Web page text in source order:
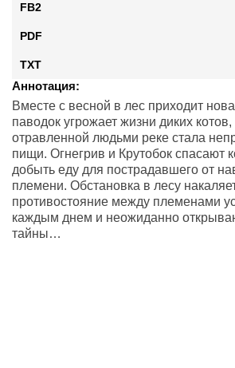
FB2
PDF
TXT
Аннотация:
Вместе с весной в лес приходит
паводок угрожает жизни диких
отравленной людьми реке стала
пищи. Огнегрив и Крутобок спасают
добыть еду для пострадавшего от
племени. Обстановка в лесу
противостояние между племенами
каждым днем и неожиданно
тайны…